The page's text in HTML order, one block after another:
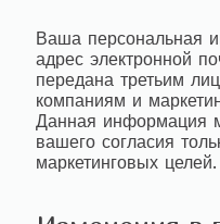
Ваша персональная
адрес электронной
передана третьим
компаниям и
Данная информация
вашего согласия
маркетинговых целей.